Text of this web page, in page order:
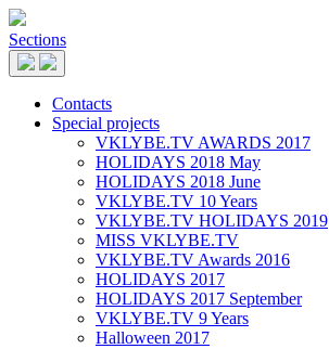
Sections
Contacts
Special projects
VKLYBE.TV AWARDS 2017
HOLIDAYS 2018 May
HOLIDAYS 2018 June
VKLYBE.TV 10 Years
VKLYBE.TV HOLIDAYS 2019
MISS VKLYBE.TV
VKLYBE.TV Awards 2016
HOLIDAYS 2017
HOLIDAYS 2017 September
VKLYBE.TV 9 Years
Halloween 2017